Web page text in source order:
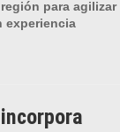
para agilizar
experiencia